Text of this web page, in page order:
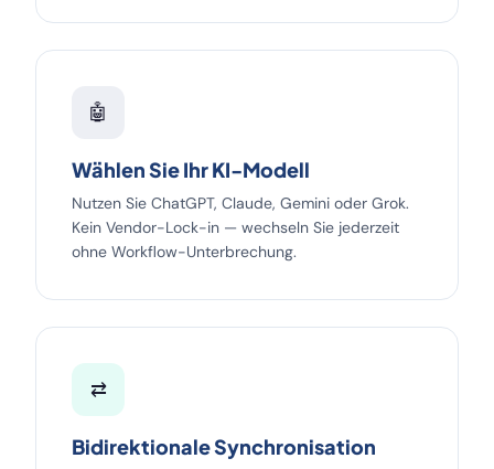
🤖
Wählen Sie Ihr KI-Modell
Nutzen Sie ChatGPT, Claude, Gemini oder Grok.
Kein Vendor-Lock-in — wechseln Sie jederzeit
ohne Workflow-Unterbrechung.
⇄
Bidirektionale Synchronisation